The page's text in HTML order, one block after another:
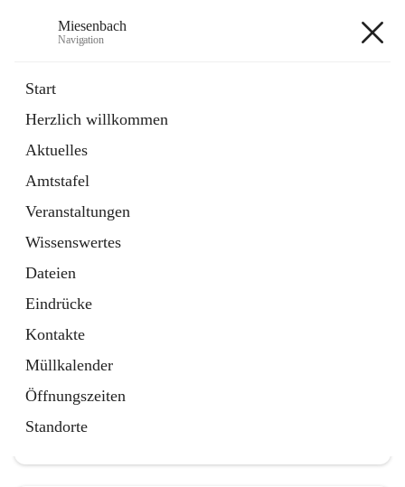
Miesenbach
Navigation
Start
Herzlich willkommen
Aktuelles
Amtstafel
Veranstaltungen
Wissenswertes
Dateien
Eindrücke
Kontakte
Müllkalender
Öffnungszeiten
Standorte
Externe Webseite
in
Tab
Region Schneebergland
Externe Webseite
öffnet
in
neuem
Tab